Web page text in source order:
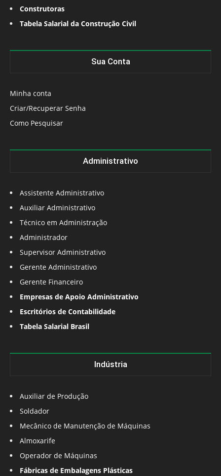
Construtoras
Tabela Salarial da Construção Civil
Sua Conta
Minha conta
Criar/Recuperar Senha
Como Pesquisar
Administrativo
Assistente Administrativo
Auxiliar Administrativo
Técnico em Administração
Administrador
Supervisor Administrativo
Gerente Administrativo
Gerente Financeiro
Empresas de Apoio Administrativo
Escritórios de Contabilidade
Tabela Salarial Brasil
Indústria
Auxiliar de Produção
Soldador
Mecânico de Manutenção de Máquinas
Almoxarife
Operador de Máquinas
Fábricas de Embalagens Plásticas